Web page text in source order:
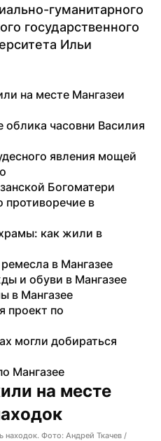
гуманитарного
государственного
Ильи
на месте Мангазеи
облика часовни Василия
явления мощей
Богоматери
противоречие в
как жили в
в Мангазее
и обуви в Мангазее
в Мангазее
проект по
могли добираться
Мангазее
на месте
находок. Фото: Андрей Ткачев /